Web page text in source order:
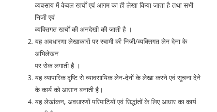
व्यवसाय में केवल खर्चों एवं आगम का ही लेखा किया जाता है तथा सभी
निजी एवं
व्यक्तिगत खर्चों की अनदेखी की जाती है ।
यह अवधारणा लेखाकारों पर स्वामी की निजी/व्यक्तिगत लेन देना के
अभिलेखन
पर रोक लगाती है ।
यह व्यापारिक दृष्टि से व्यावसायिक लेन-देनों के लेखा करने एवं सूचना देने
के कार्य को आसान बनाती है।
यह लेखांकन, अवधारणों परिपाटियों एवं सिद्धांतों के लिए आधार का कार्य